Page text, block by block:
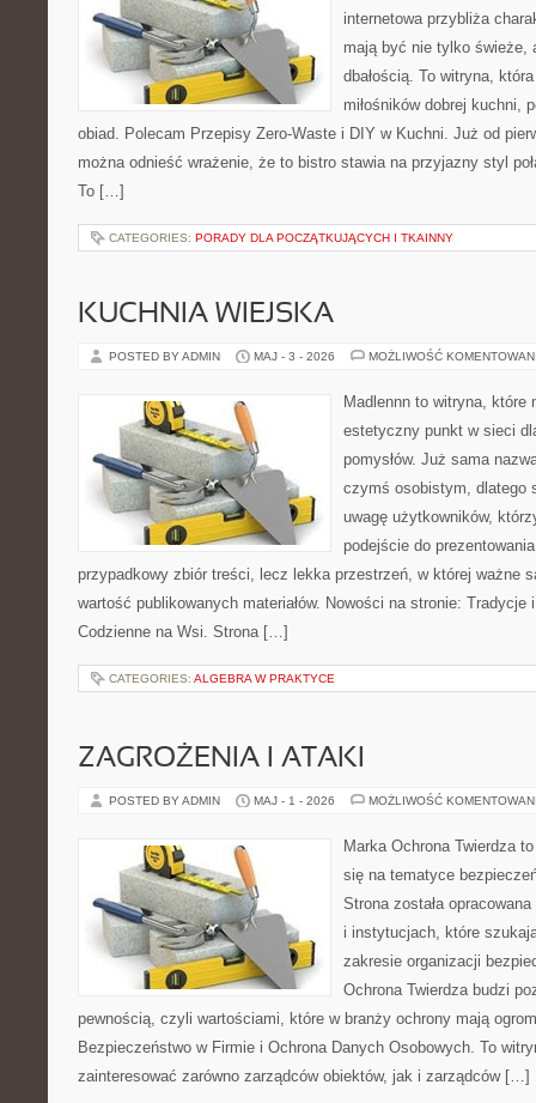
internetowa przybliża
mają być nie tylko świeże,
dbałością. To witryna,
miłośników dobrej kuchni,
obiad. Polecam Przepisy Zero-Waste i DIY w Kuchni. Już od
można odnieść wrażenie, że to bistro stawia na przyjazny styl
To […]
CATEGORIES: PORADY DLA POCZĄTKUJĄCYCH I TKAINNY
KUCHNIA WIEJSKA
POSTED BY ADMIN MAJ - 3 - 2026 MOŻLIWOŚĆ
Madlennn to witryna, które
estetyczny punkt w sieci
pomysłów. Już sama
czymś osobistym, dlatego
uwagę użytkowników,
podejście do
przypadkowy zbiór treści, lecz lekka przestrzeń, w której ważne
wartość publikowanych materiałów. Nowości na stronie:
Codzienne na Wsi. Strona […]
CATEGORIES: ALGEBRA W PRAKTYCE
ZAGROŻENIA I ATAKI
POSTED BY ADMIN MAJ - 1 - 2026 MOŻLIWOŚĆ
Marka Ochrona Twierdza
się na tematyce
Strona została
i instytucjach, które
zakresie organizacji
Ochrona Twierdza budzi
pewnością, czyli wartościami, które w branży ochrony mają
Bezpieczeństwo w Firmie i Ochrona Danych Osobowych. To
zainteresować zarówno zarządców obiektów, jak i zarządców […]